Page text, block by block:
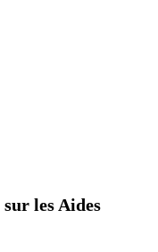
sur les Aides